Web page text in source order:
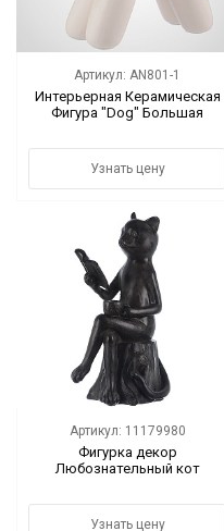
Артикул: AN801-1
Интерьерная Керамическая
Фигура "Dog" Большая
Узнать цену
Артикул: 11179980
Фигурка декор
Любознательный кот
Узнать цену